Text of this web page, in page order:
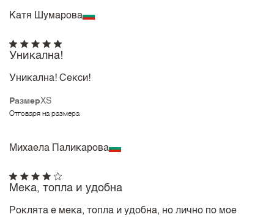
Катя Шумарова
РазмерXS
Отговаря на размера
Уникална!
Уникална! Секси!
Михаела Паликарова
Мека, топла и удобна
Роклята е мека, топла и удобна, но лично по мое